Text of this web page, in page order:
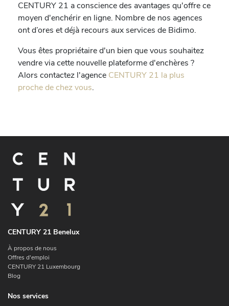
CENTURY 21 a conscience des avantages qu'offre ce
moyen d'enchérir en ligne. Nombre de nos agences
ont d’ores et déjà recours aux services de Bidimo.
Vous êtes propriétaire d'un bien que vous souhaitez
vendre via cette nouvelle plateforme d'enchères ?
Alors contactez l'agence CENTURY 21 la plus
proche de chez vous.
CENTURY 21 Benelux
À propos de nous
Offres d'emploi
CENTURY 21 Luxembourg
Blog
Nos services